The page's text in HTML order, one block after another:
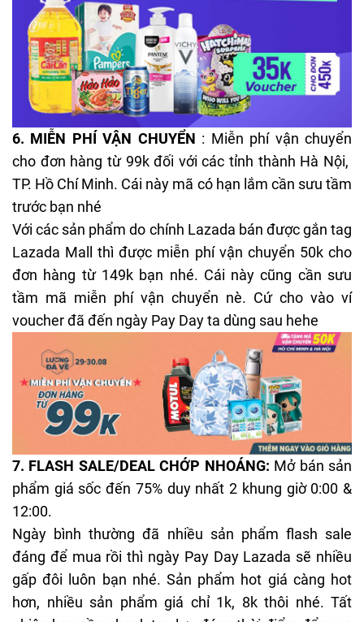
6. MIỄN PHÍ VẬN CHUYỂN : Miễn phí vận chuyển
cho đơn hàng từ 99k đối với các tỉnh thành Hà Nội,
TP. Hồ Chí Minh. Cái này mã có hạn lắm cần sưu tầm
trước bạn nhé
Với các sản phẩm do chính Lazada bán được gắn tag
Lazada Mall thì được miễn phí vận chuyển 50k cho
đơn hàng từ 149k bạn nhé. Cái này cũng cần sưu
tầm mã miễn phí vận chuyển nè. Cứ cho vào ví
voucher đã đến ngày Pay Day ta dùng sau hehe
7. FLASH SALE/DEAL CHỚP NHOÁNG: Mở bán sản
phẩm giá sốc đến 75% duy nhất 2 khung giờ 0:00 &
12:00.
Ngày bình thường đã nhiều sản phẩm flash sale
đáng để mua rồi thì ngày Pay Day Lazada sẽ nhiều
gấp đôi luôn bạn nhé. Sản phẩm hot giá càng hot
hơn, nhiều sản phẩm giá chỉ 1k, 8k thôi nhé. Tất